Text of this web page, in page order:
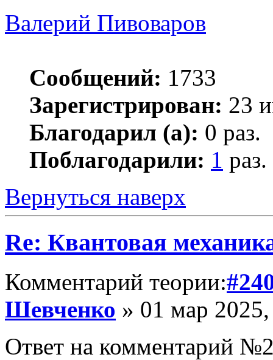
Валерий Пивоваров
Сообщений: 1733
Зарегистрирован: 23
Благодарил (а): 0 раз.
Поблагодарили: 1 раз.
Вернуться наверх
Re: Квантовая
Комментарий теории:
Шевченко » 01 мар
Ответ на комментарий